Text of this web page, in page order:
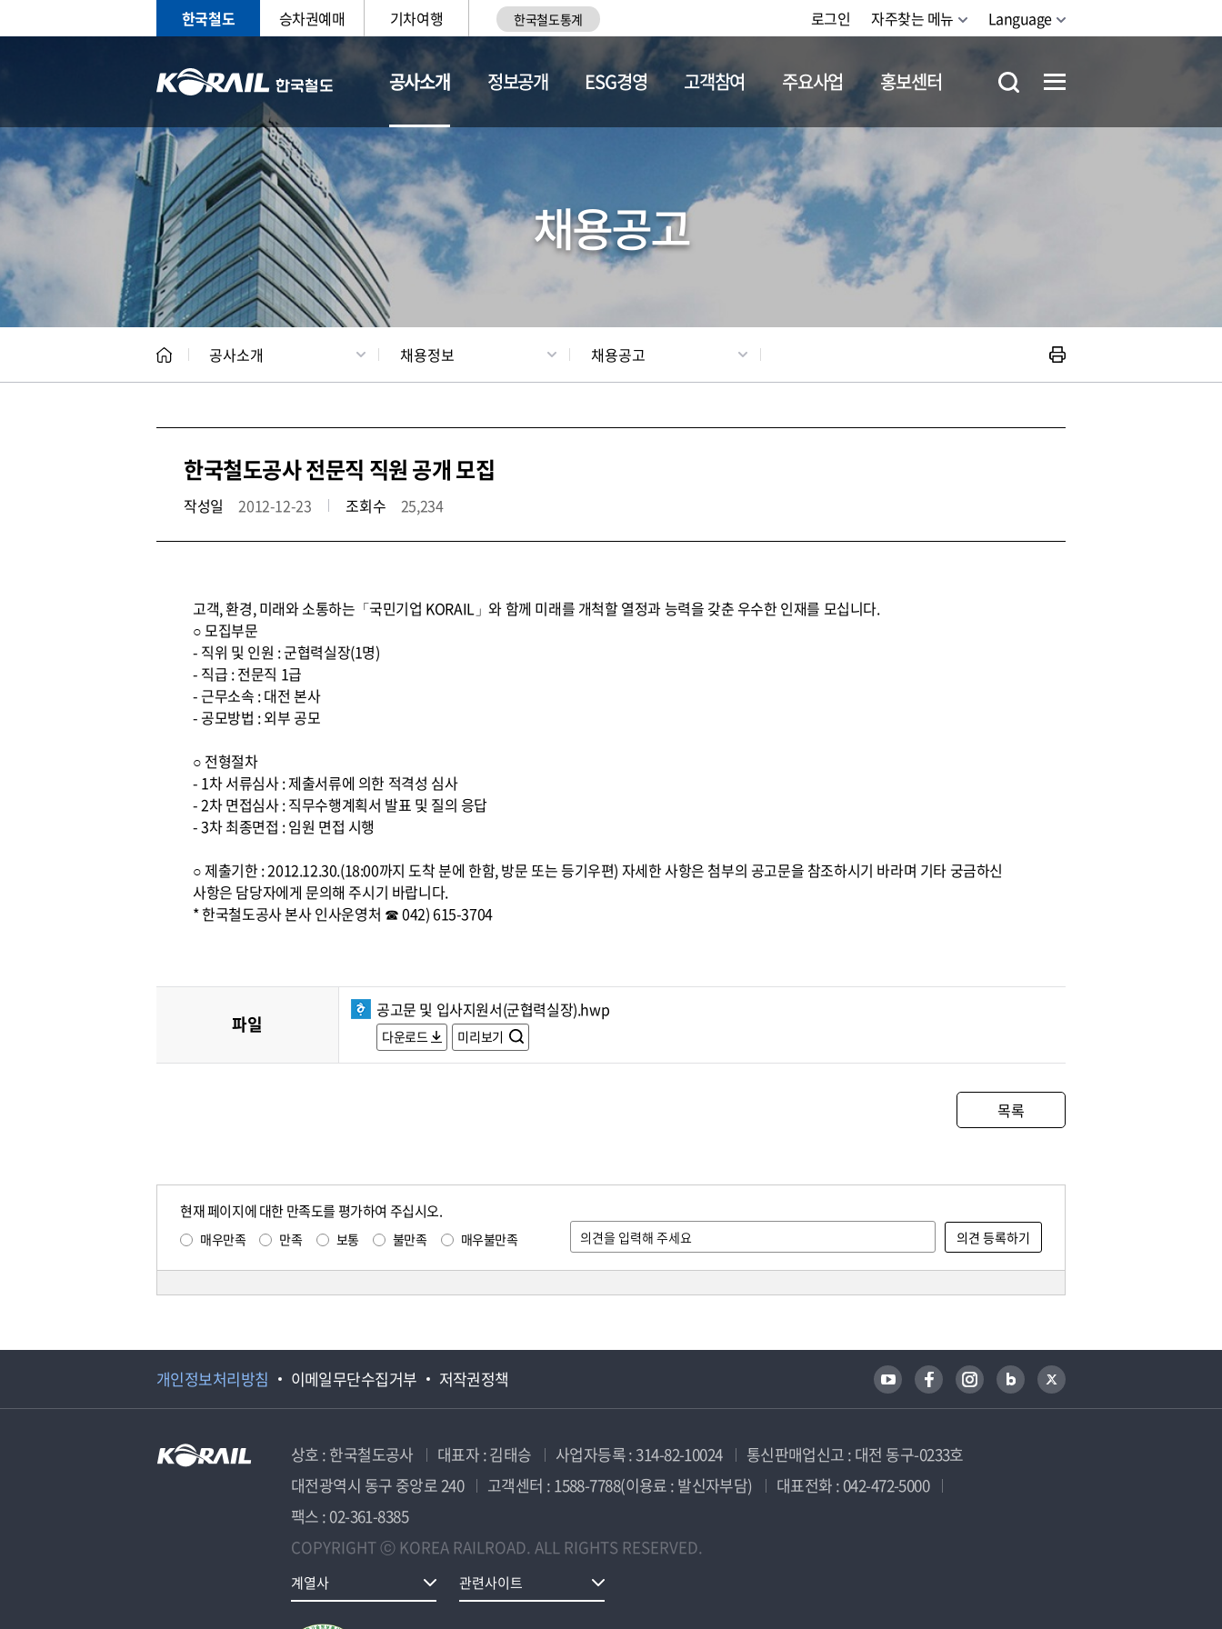
한국철도 승차권예매 기차여행 한국철도통계 로그인 자주찾는 메뉴 Language
공사소개
CEO 일반현황 채용정보
정보공개 ESG경영 고객참여 주요사업 홍보센터
채용공고
공사소개 채용정보 채용공고
한국철도공사 전문직 직원 공개 모집
작성일 2012-12-23 조회수 25,234
고객, 환경, 미래와 소통하는「국민기업 KORAIL」와 함께 미래를 개척할 열정과 능력을 갖춘 우수한 인재를 모십니다.
○ 모집부문
- 직위 및 인원 : 군협력실장(1명)
- 직급 : 전문직 1급
- 근무소속 : 대전 본사
- 공모방법 : 외부 공모
○ 전형절차
- 1차 서류심사 : 제출서류에 의한 적격성 심사
- 2차 면접심사 : 직무수행계획서 발표 및 질의 응답
- 3차 최종면접 : 임원 면접 시행
○ 제출기한 : 2012.12.30.(18:00까지 도착 분에 한함, 방문 또는 등기우편) 자세한 사항은 첨부의 공고문을 참조하시기 바라며 기타 궁금하신
사항은 담당자에게 문의해 주시기 바랍니다.
* 한국철도공사 본사 인사운영처 ☎ 042) 615-3704
파일
공고문 및 입사지원서(군협력실장).hwp
다운로드 미리보기
목록
현재 페이지에 대한 만족도를 평가하여 주십시오.
매우만족 만족 보통 불만족 매우불만족
개인정보처리방침 이메일무단수집거부 저작권정책
상호 : 한국철도공사 대표자 : 김태승 사업자등록 : 314-82-10024
통신판매업신고 : 대전 동구-0233호
대전광역시 동구 중앙로 240
고객센터 : 1588-7788(이용료 : 발신자부담)
대표전화 : 042-472-5000
팩스 : 02-361-8385
COPYRIGHT ⓒ KOREA RAILROAD. ALL RIGHTS RESERVED.
계열사 관련사이트